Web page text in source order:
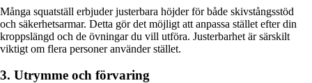
Många squatställ erbjuder justerbara höjder för både skivstångsstöd
och säkerhetsarmar. Detta gör det möjligt att anpassa stället efter din
kroppslängd och de övningar du vill utföra. Justerbarhet är särskilt
viktigt om flera personer använder stället.
3. Utrymme och förvaring